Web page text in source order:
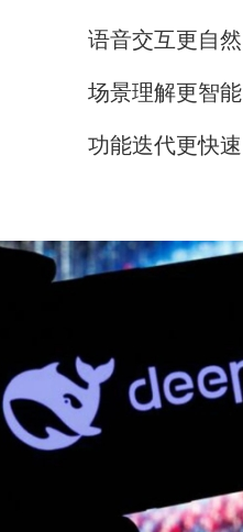
语音交互更自然
场景理解更智能
功能迭代更快速